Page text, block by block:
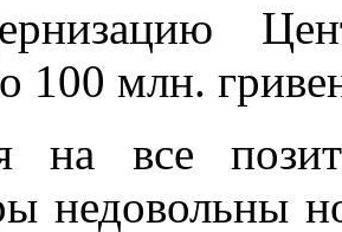
100 млн.
на все
недовольны